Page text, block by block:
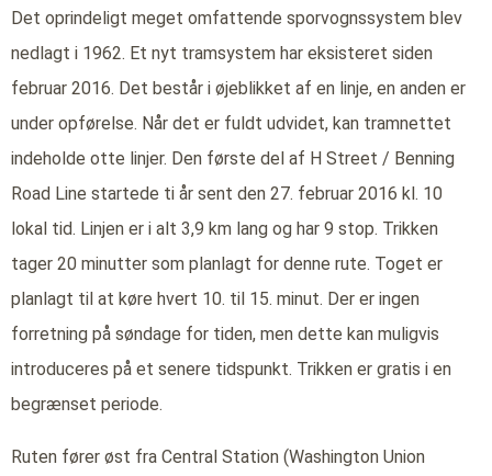
Det oprindeligt meget omfattende sporvognssystem blev
nedlagt i 1962. Et nyt tramsystem har eksisteret siden
februar 2016. Det består i øjeblikket af en linje, en anden er
under opførelse. Når det er fuldt udvidet, kan tramnettet
indeholde otte linjer. Den første del af H Street / Benning
Road Line startede ti år sent den 27. februar 2016 kl. 10
lokal tid. Linjen er i alt 3,9 km lang og har 9 stop. Trikken
tager 20 minutter som planlagt for denne rute. Toget er
planlagt til at køre hvert 10. til 15. minut. Der er ingen
forretning på søndage for tiden, men dette kan muligvis
introduceres på et senere tidspunkt. Trikken er gratis i en
begrænset periode.
Ruten fører øst fra Central Station (Washington Union